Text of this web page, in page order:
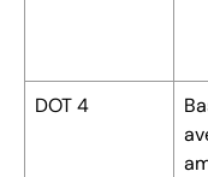
DOT 4